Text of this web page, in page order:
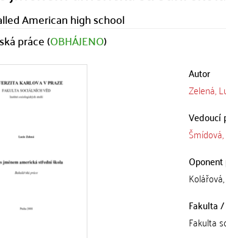
American high school
práce (OBHÁJENO)
Autor
Zelená,
Vedoucí
Fakulta
Fakulta